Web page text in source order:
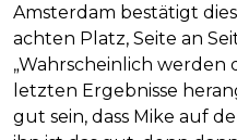
Amsterdam bestätigt
achten Platz, Seite an
„Wahrscheinlich werden
letzten Ergebnisse
gut sein, dass Mike auf